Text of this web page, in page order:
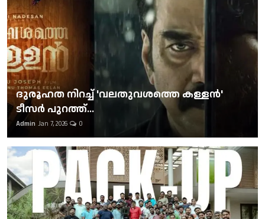
ദുരൂഹത നിറച്ച് 'വലതുവശത്തെ കള്ളന്‍'
ടീസര്‍ പുറത്ത്...
Admin Jan 7, 2026 0